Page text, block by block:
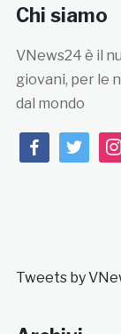
Chi siamo
VNews24 è il
giovani, per le
dal mondo
facebooktwitter
Tweets by